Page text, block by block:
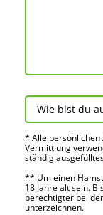
* Alle persön­lichen
Vermitt­lung
ständig
** Um einen
18 Jahre alt sein.
berechtigter bei
unter­zeichnen.